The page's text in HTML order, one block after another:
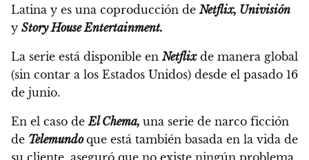
Latina y es una coproducción deNetflix, Univisión
y Story House Entertainment.
La serie está disponible enNetflixde manera global
(sin contar a los Estados Unidos) desde el pasado 16
de junio.
En el caso deEl Chema, una serie de narco ficción
de Telemundoque está también basada en la vida de